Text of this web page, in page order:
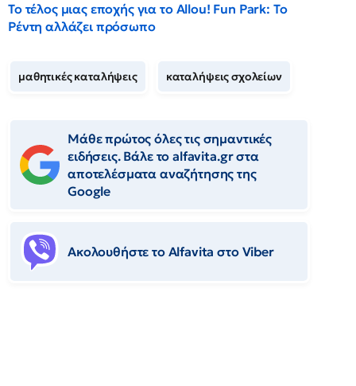
Το τέλος μιας εποχής για το Allou! Fun Park: Το
Ρέντη αλλάζει πρόσωπο
μαθητικές καταλήψεις καταλήψεις σχολείων
Μάθε πρώτος όλες τις σημαντικές
ειδήσεις. Βάλε το alfavita.gr στα
αποτελέσματα αναζήτησης της
Google
Ακολουθήστε το Αlfavita στο Viber